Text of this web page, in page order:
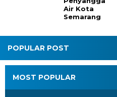
Air Kota
Semarang
POPULAR POST
MOST POPULAR